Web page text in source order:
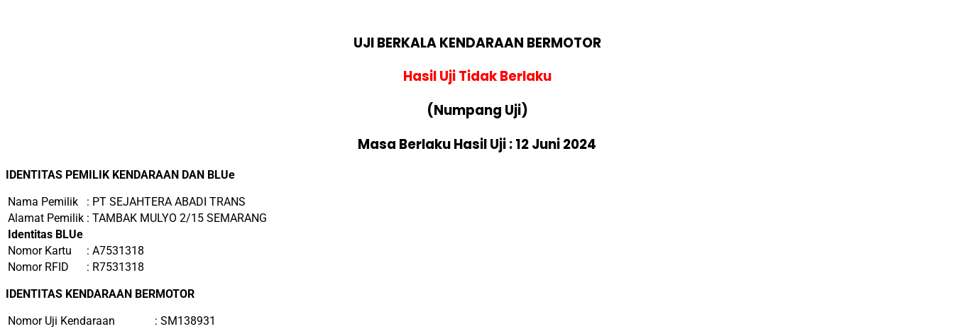
UJI BERKALA KENDARAAN BERMOTOR
Hasil Uji Tidak Berlaku
(Numpang Uji)
Masa Berlaku Hasil Uji : 12 Juni 2024
IDENTITAS PEMILIK KENDARAAN DAN BLUe
Nama Pemilik
: PT SEJAHTERA ABADI TRANS
Alamat Pemilik : TAMBAK MULYO 2/15 SEMARANG
Identitas BLUe
Nomor Kartu
: A7531318
Nomor RFID
: R7531318
IDENTITAS KENDARAAN BERMOTOR
Nomor Uji Kendaraan
: SM138931